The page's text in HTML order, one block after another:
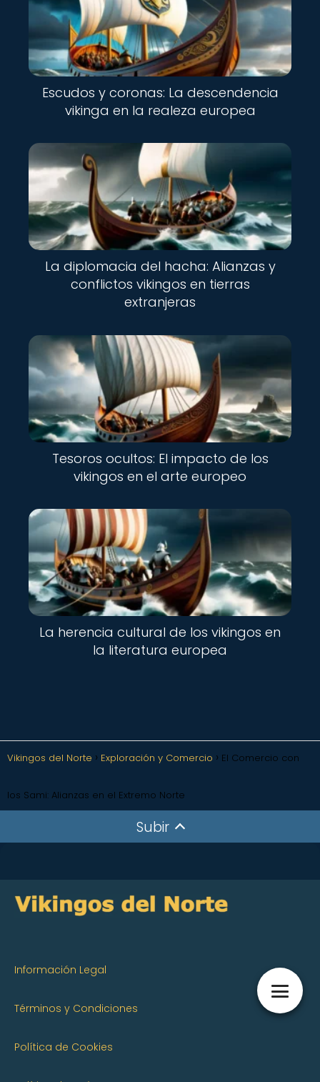
Escudos y coronas: La descendencia
vikinga en la realeza europea
La diplomacia del hacha: Alianzas y
conflictos vikingos en tierras
extranjeras
Tesoros ocultos: El impacto de los
vikingos en el arte europeo
La herencia cultural de los vikingos en
la literatura europea
Vikingos del Norte Exploración y Comercio El Comercio con
los Sami: Alianzas en el Extremo Norte
Subir
Información Legal
Términos y Condiciones
Política de Cookies